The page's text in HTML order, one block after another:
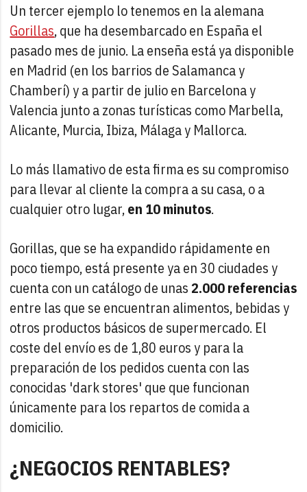
Un tercer ejemplo lo tenemos en la alemana
Gorillas, que ha desembarcado en España el
pasado mes de junio. La enseña está ya disponible
en Madrid (en los barrios de Salamanca y
Chamberí) y a partir de julio en Barcelona y
Valencia junto a zonas turísticas como Marbella,
Alicante, Murcia, Ibiza, Málaga y Mallorca.
Lo más llamativo de esta firma es su compromiso
para llevar al cliente la compra a su casa, o a
cualquier otro lugar,en 10 minutos.
Gorillas, que se ha expandido rápidamente en
poco tiempo, está presente ya en 30 ciudades y
cuenta con un catálogo de unas2.000 referencias
entre las que se encuentran alimentos, bebidas y
otros productos básicos de supermercado. El
coste del envío es de 1,80 euros y para la
preparación de los pedidos cuenta con las
conocidas 'dark stores' que que funcionan
únicamente para los repartos de comida a
domicilio.
¿NEGOCIOS RENTABLES?